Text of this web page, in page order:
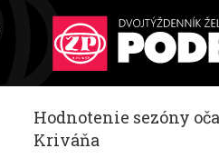
Hodnotenie sezóny
Kriváňa